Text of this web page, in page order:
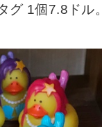
グ 1個7.8ドル。